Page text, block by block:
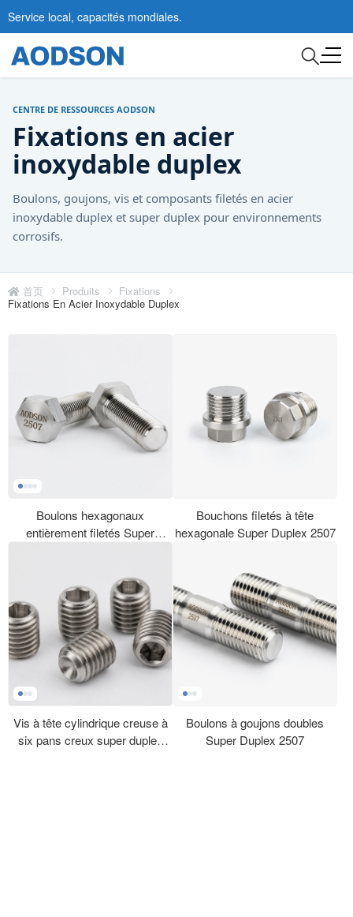
Service local, capacités mondiales.
CENTRE DE RESSOURCES AODSON
Fixations en acier
inoxydable duplex
Boulons, goujons, vis et composants filetés en acier
inoxydable duplex et super duplex pour environnements
corrosifs.
首页 Produits
Fixations
Fixations En Acier Inoxydable Duplex
Boulons hexagonaux
entièrement filetés Super
Bouchons filetés à tête
hexagonale Super Duplex 2507
Vis à tête cylindrique creuse à
six pans creux super duplex
Boulons à goujons doubles
Super Duplex 2507